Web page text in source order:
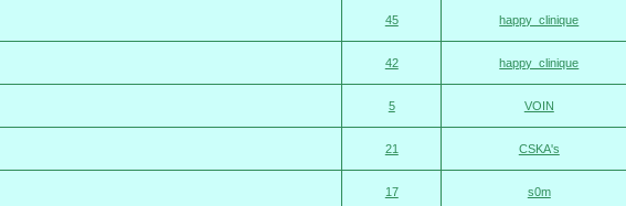
45 happy_clinique
42 happy_clinique
5 VOIN
21 CSKA's
17 s0m